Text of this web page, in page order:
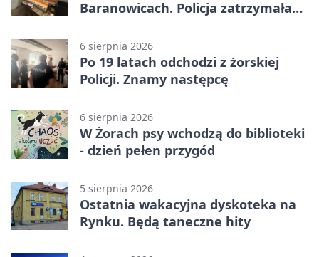
Baranowicach. Policja zatrzymała
6 sierpnia 2026
Po 19 latach odchodzi z żorskiej
Policji. Znamy następcę
6 sierpnia 2026
W Żorach psy wchodzą do biblioteki
- dzień pełen przygód
5 sierpnia 2026
Ostatnia wakacyjna dyskoteka na
Rynku. Będą taneczne hity